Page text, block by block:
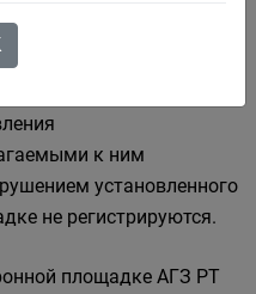
указанием даты и
часа со времени
к ним
установленного
не регистрируются.
площадке АГЗ РТ